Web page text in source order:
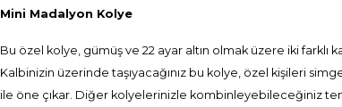
Mini Madalyon Kolye
Bu özel kolye, gümüş ve 22 ayar altın olmak üzere iki farklı
Kalbinizin üzerinde taşıyacağınız bu kolye, özel kişileri
ile öne çıkar. Diğer kolyelerinizle kombinleyebileceğiniz